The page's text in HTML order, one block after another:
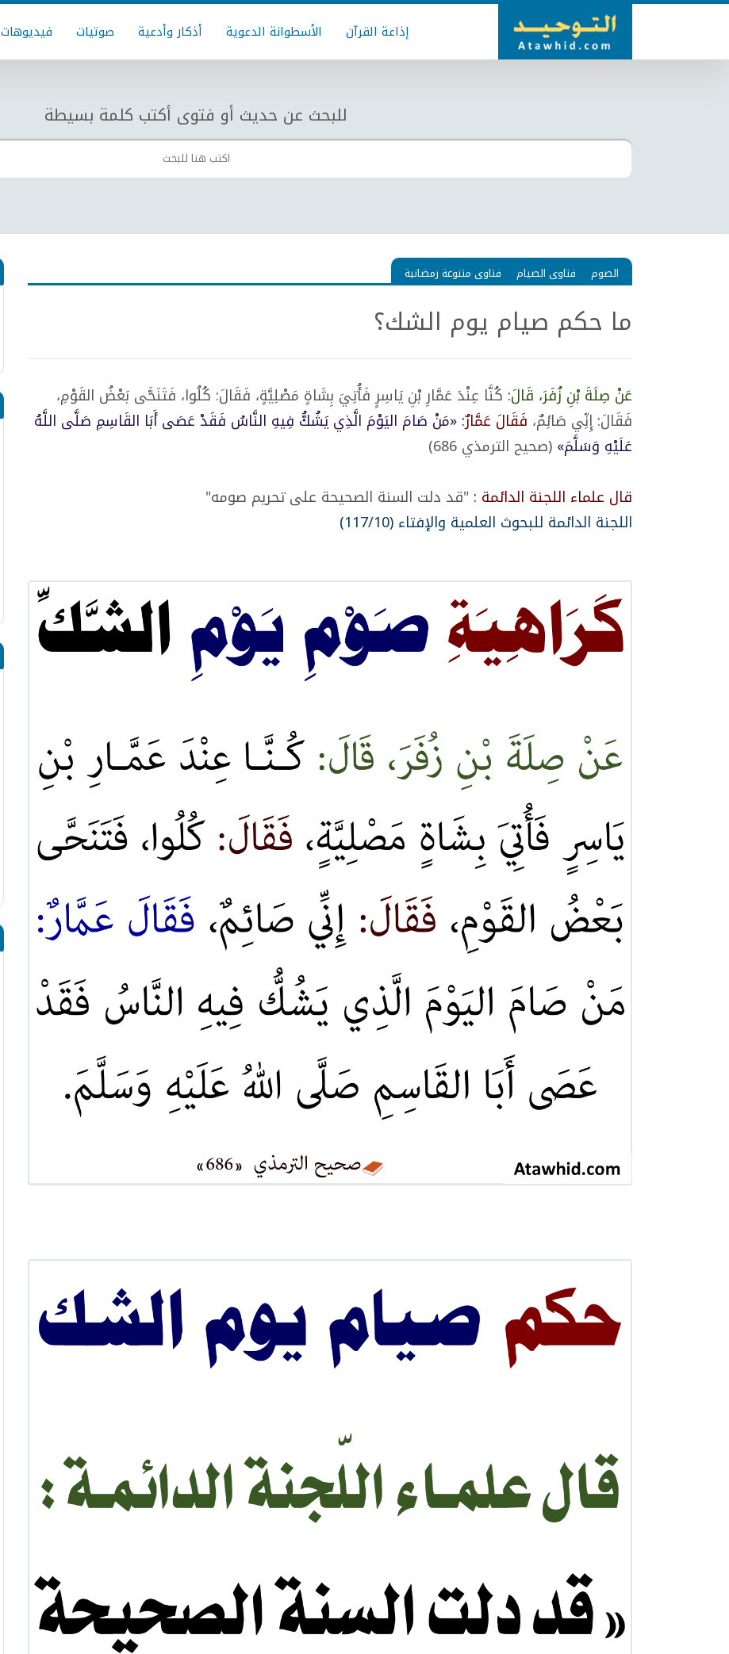
إذاعة القرآن الأسطوانة الدعوية أذكار وأدعية صوتيات فيديوهات
للبحث عن حديث أو فتوى أكتب كلمة بسيطة
الصوم فتاوى الصيام فتاوى متنوعة رمضانية
ما حكم صيام يوم الشك؟
عَنْ صِلَةَ بْنِ زُفَرَ، قَالَ: كُنَّا عِنْدَ عَمَّارِ بْنِ يَاسِرٍ فَأُتِيَ بِشَاةٍ مَصْلِيَّةٍ، فَقَالَ: كُلُوا، فَتَنَحَّى بَعْضُ القَوْمِ،
فَقَالَ: إِنِّي صَائِمٌ، فَقَالَ عَمَّارٌ: «مَنْ صَامَ اليَوْمَ الَّذِي يَشُكُّ فِيهِ النَّاسُ فَقَدْ عَصَى أَبَا القَاسِمِ صَلَّى اللَّهُ
عَلَيْهِ وَسَلَّمَ» (صحيح الترمذي 686)
قال علماء اللجنة الدائمة : "قد دلت السنة الصحيحة على تحريم صومه"
اللجنة الدائمة للبحوث العلمية والإفتاء (117/10)